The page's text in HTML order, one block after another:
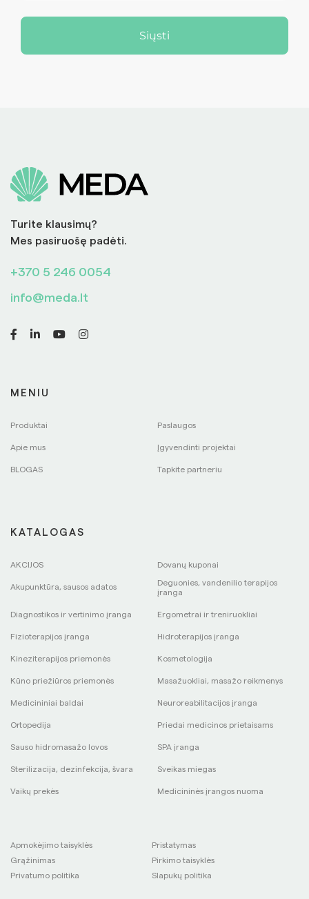
Siųsti
Turite klausimų?
Mes pasiruošę padėti.
+370 5 246 0054
info@meda.lt
MENIU
Produktai Paslaugos
Apie mus Įgyvendinti projektai
BLOGAS Tapkite partneriu
KATALOGAS
AKCIJOS Dovanų kuponai
Akupunktūra, sausos adatos
Deguonies, vandenilio terapijos
įranga
Diagnostikos ir vertinimo įranga Ergometrai ir treniruokliai
Fizioterapijos įranga Hidroterapijos įranga
Kineziterapijos priemonės Kosmetologija
Kūno priežiūros priemonės Masažuokliai, masažo reikmenys
Medicininiai baldai Neuroreabilitacijos įranga
Ortopedija Priedai medicinos prietaisams
Sauso hidromasažo lovos SPA įranga
Sterilizacija, dezinfekcija, švara Sveikas miegas
Vaikų prekės Medicininės įrangos nuoma
Apmokėjimo taisyklės
Pristatymas
Grąžinimas
Pirkimo taisyklės
Privatumo politika
Slapukų politika